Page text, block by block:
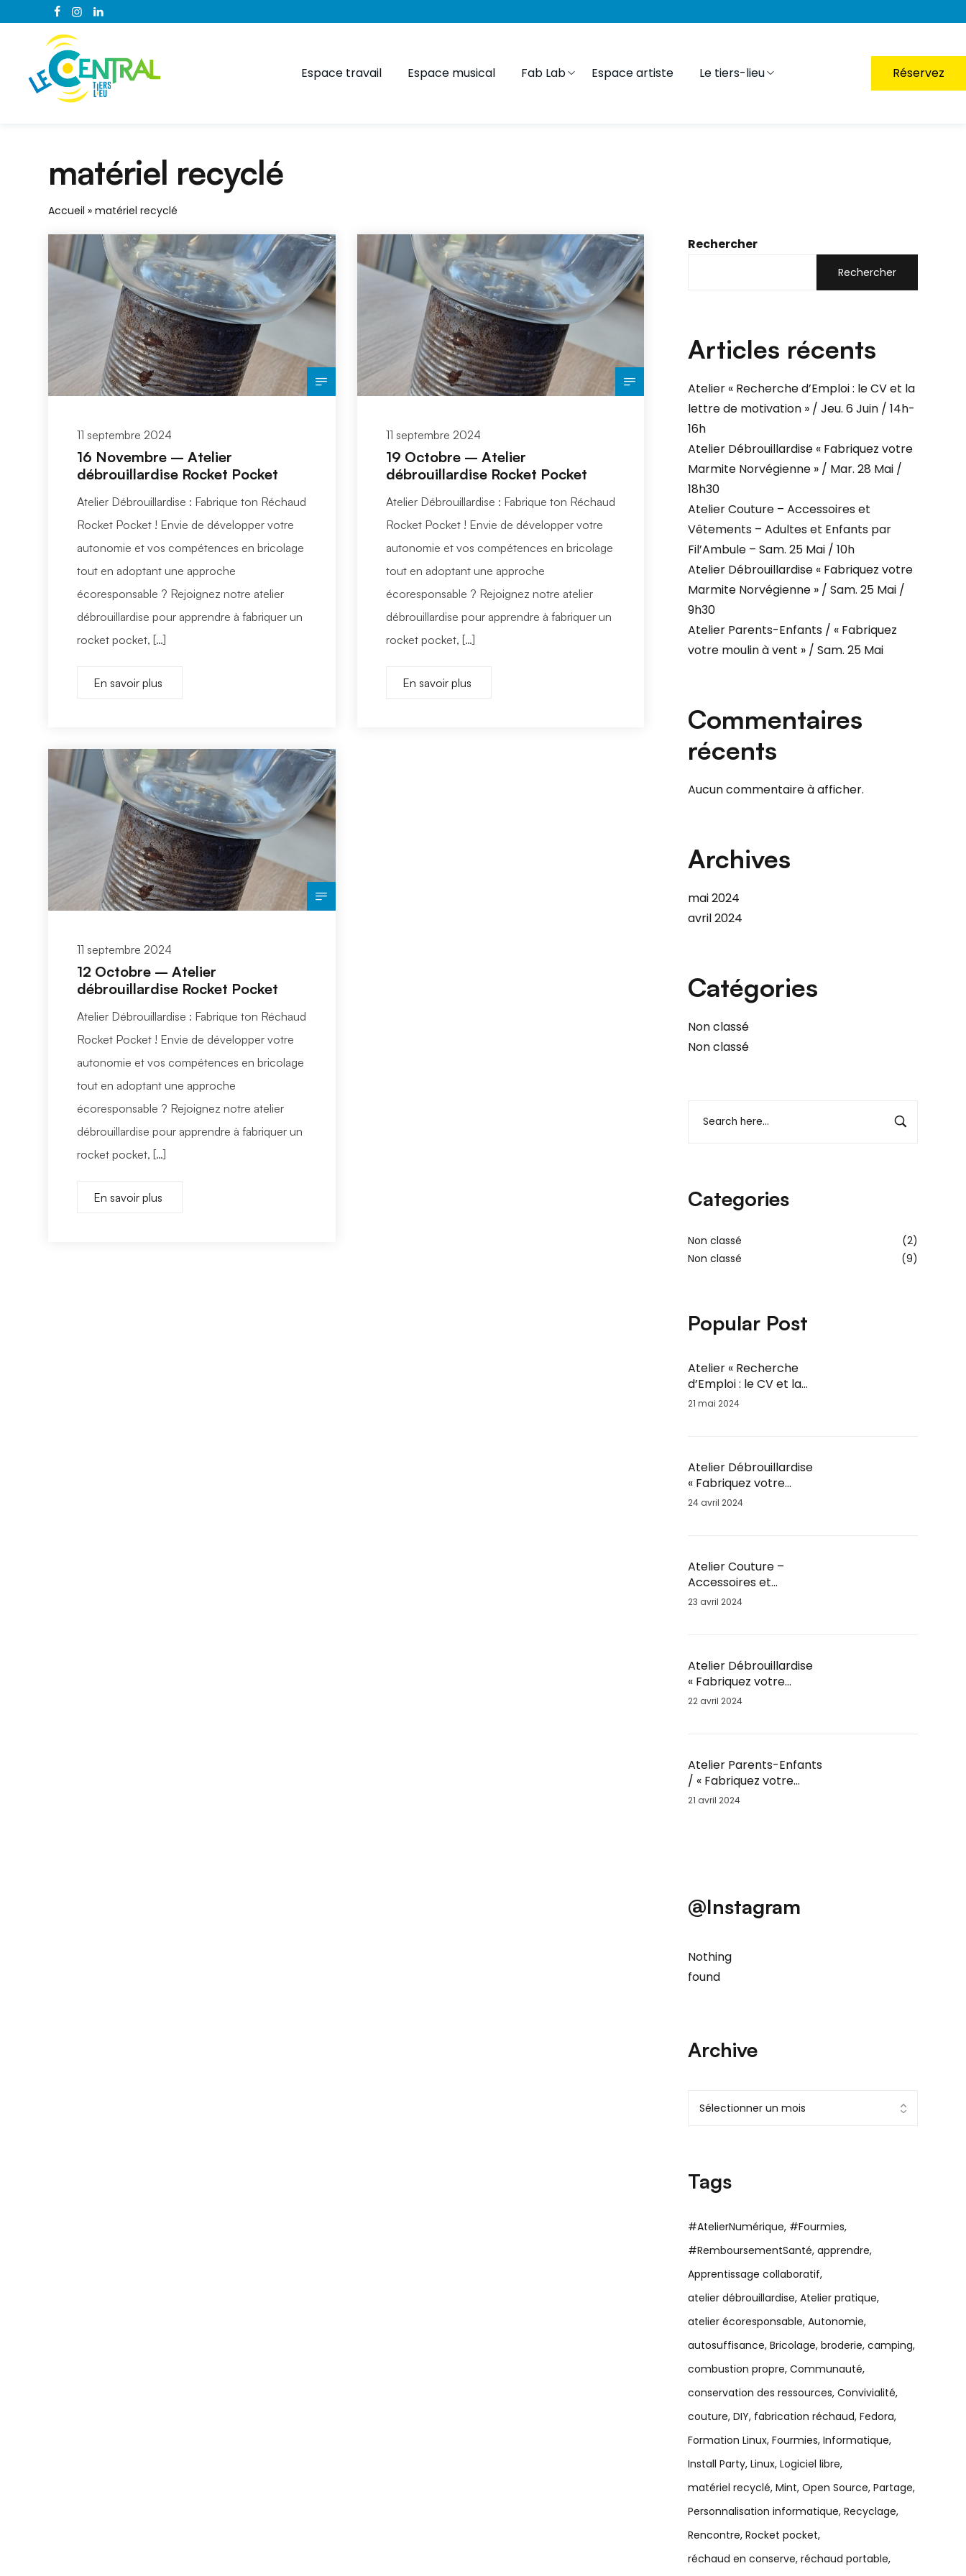
Espace travail Espace musical Fab Lab Espace artiste Le tiers-lieu Réservez
matériel recyclé
Accueil »matériel recyclé
Rechercher
Rechercher
Articles récents
Atelier « Recherche d’Emploi : le CV et la
lettre de motivation » / Jeu. 6 Juin / 14h-
16h
Atelier Débrouillardise « Fabriquez votre
Marmite Norvégienne » / Mar. 28 Mai /
18h30
Atelier Couture – Accessoires et
Vêtements – Adultes et Enfants par
Fil’Ambule – Sam. 25 Mai / 10h
Atelier Débrouillardise « Fabriquez votre
Marmite Norvégienne » / Sam. 25 Mai /
9h30
Atelier Parents-Enfants / « Fabriquez
votre moulin à vent » / Sam. 25 Mai
Commentaires
récents
Aucun commentaire à afficher.
Archives
mai 2024
avril 2024
Catégories
Non classé
Non classé
Categories
Non classé
(2)
Non classé
(9)
Popular Post
Atelier « Recherche
d’Emploi : le CV et la
lettre de motivation » /
21 mai 2024
Atelier Débrouillardise
« Fabriquez votre
Marmite Norvégienne »
24 avril 2024
Atelier Couture –
Accessoires et
Vêtements – Adultes et
23 avril 2024
Atelier Débrouillardise
« Fabriquez votre
Marmite Norvégienne »
22 avril 2024
Atelier Parents-Enfants
/ « Fabriquez votre
moulin à vent » / Sam.
21 avril 2024
@Instagram
Nothing
found
Archive
Tags
#AtelierNumérique #Fourmies
#RemboursementSanté apprendre
Apprentissage collaboratif
atelier débrouillardise Atelier pratique
atelier écoresponsable Autonomie
autosuffisance Bricolage broderie camping
combustion propre Communauté
conservation des ressources Convivialité
couture DIY fabrication réchaud Fedora
Formation Linux Fourmies Informatique
Install Party Linux Logiciel libre
matériel recyclé Mint Open Source Partage
Personnalisation informatique Recyclage
Rencontre Rocket pocket
réchaud en conserve réchaud portable
11 septembre 2024
16 Novembre – Atelier
débrouillardise Rocket Pocket
Atelier Débrouillardise : Fabrique ton Réchaud
Rocket Pocket ! Envie de développer votre
autonomie et vos compétences en bricolage
tout en adoptant une approche
écoresponsable ? Rejoignez notre atelier
débrouillardise pour apprendre à fabriquer un
rocket pocket, […]
En savoir plus
11 septembre 2024
19 Octobre – Atelier
débrouillardise Rocket Pocket
Atelier Débrouillardise : Fabrique ton Réchaud
Rocket Pocket ! Envie de développer votre
autonomie et vos compétences en bricolage
tout en adoptant une approche
écoresponsable ? Rejoignez notre atelier
débrouillardise pour apprendre à fabriquer un
rocket pocket, […]
En savoir plus
11 septembre 2024
12 Octobre – Atelier
débrouillardise Rocket Pocket
Atelier Débrouillardise : Fabrique ton Réchaud
Rocket Pocket ! Envie de développer votre
autonomie et vos compétences en bricolage
tout en adoptant une approche
écoresponsable ? Rejoignez notre atelier
débrouillardise pour apprendre à fabriquer un
rocket pocket, […]
En savoir plus